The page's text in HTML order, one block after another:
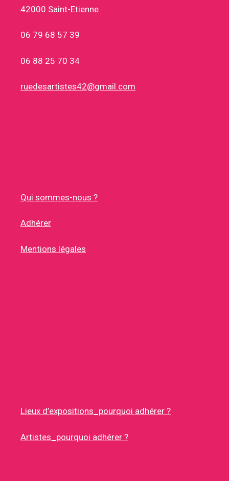
42000 Saint-Etienne
06 79 68 57 39
06 88 25 70 34
ruedesartistes42@gmail.com
Qui sommes-nous ?
Adhérer
Mentions légales
Lieux d’expositions_pourquoi adhérer ?
Artistes_pourquoi adhérer ?